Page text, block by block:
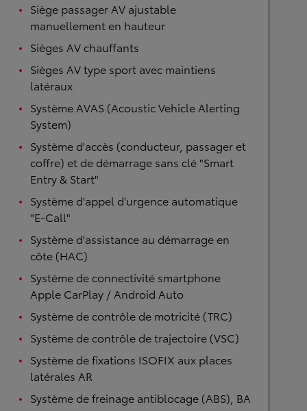
Siège passager AV ajustable
manuellement en hauteur
Sièges AV chauffants
Sièges AV type sport avec maintiens
latéraux
Système AVAS (Acoustic Vehicle Alerting
System)
Système d'accès (conducteur, passager et
coffre) et de démarrage sans clé "Smart
Entry & Start"
Système d'appel d'urgence automatique
"E-Call"
Système d'assistance au démarrage en
côte (HAC)
Système de connectivité smartphone
Apple CarPlay / Android Auto
Système de contrôle de motricité (TRC)
Système de contrôle de trajectoire (VSC)
Système de fixations ISOFIX aux places
latérales AR
Système de freinage antiblocage (ABS), BA